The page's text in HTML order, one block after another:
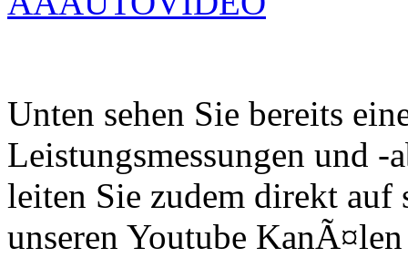
Unten sehen Sie bereits
Leistungsmessungen und -
leiten Sie zudem direkt auf
unseren Youtube